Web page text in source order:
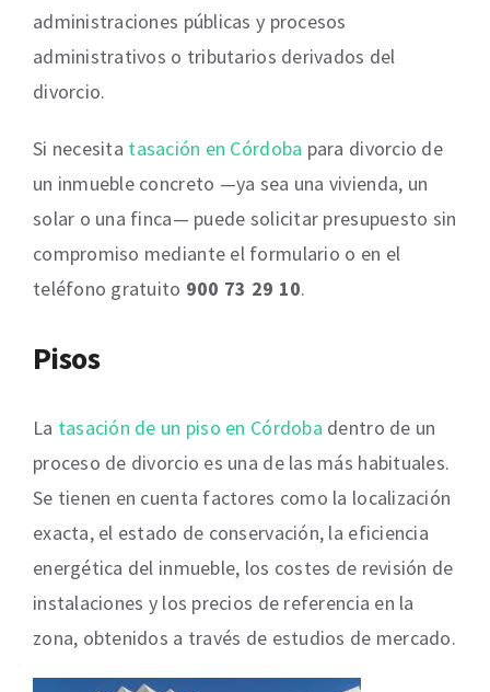
administraciones públicas y procesos
administrativos o tributarios derivados del
divorcio.
Si necesita tasación en Córdoba para divorcio de
un inmueble concreto —ya sea una vivienda, un
solar o una finca— puede solicitar presupuesto sin
compromiso mediante el formulario o en el
teléfono gratuito 900 73 29 10.
Pisos
La tasación de un piso en Córdoba dentro de un
proceso de divorcio es una de las más habituales.
Se tienen en cuenta factores como la localización
exacta, el estado de conservación, la eficiencia
energética del inmueble, los costes de revisión de
instalaciones y los precios de referencia en la
zona, obtenidos a través de estudios de mercado.